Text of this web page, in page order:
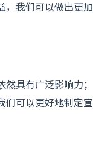
，我们可以做出更加
具有广泛影响力；
们可以更好地制定宣